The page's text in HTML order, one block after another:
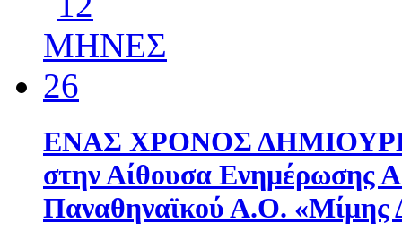
ΕΝΑΣ ΧΡΟΝΟΣ
στην Αίθουσα Ενημέρωσης
Παναθηναϊκού Α.Ο. «Μίμης